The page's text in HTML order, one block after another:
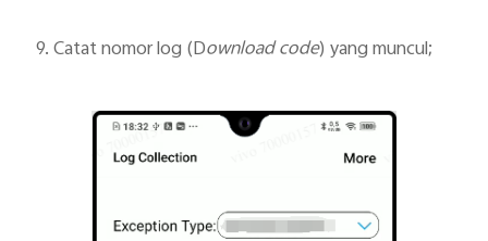
9. Catat nomor log (Download code) yang muncul;